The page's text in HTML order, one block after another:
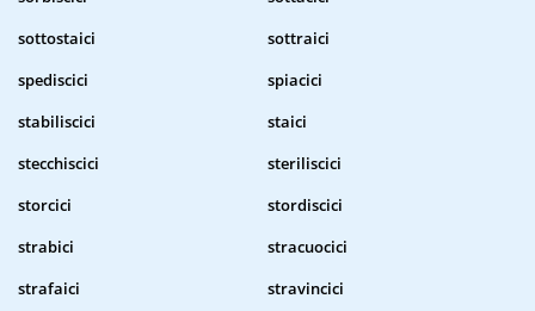
sottostaici
sottraici
spediscici
spiacici
stabiliscici
staici
stecchiscici
steriliscici
storcici
stordiscici
strabici
stracuocici
strafaici
stravincici